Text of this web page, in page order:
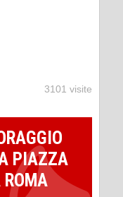
3101 visite
PIAZZA
ROMA